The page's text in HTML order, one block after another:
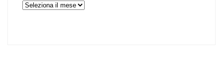
Archivi